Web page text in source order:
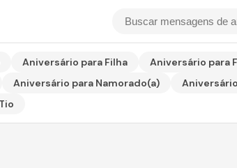
Aniversário para Filha Aniversário para
Aniversário para Namorado(a)